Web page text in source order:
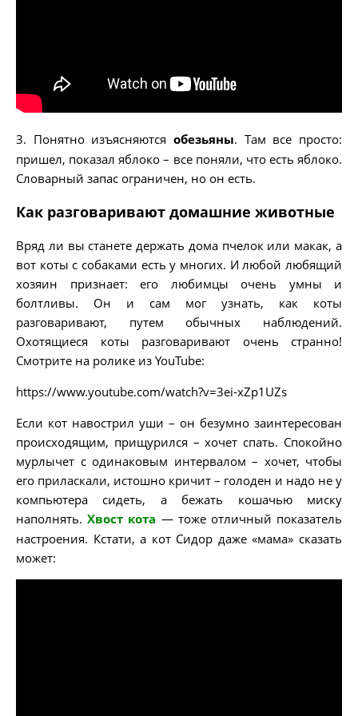
3. Понятно изъясняются обезьяны. Там все просто:
пришел, показал яблоко – все поняли, что есть яблоко.
Словарный запас ограничен, но он есть.
Как разговаривают домашние животные
Вряд ли вы станете держать дома пчелок или макак, а
вот коты с собаками есть у многих. И любой любящий
хозяин признает: его любимцы очень умны и
болтливы. Он и сам мог узнать, как коты
разговаривают, путем обычных наблюдений.
Охотящиеся коты разговаривают очень странно!
Смотрите на ролике из YouTube:
https://www.youtube.com/watch?v=3ei-xZp1UZs
Если кот навострил уши – он безумно заинтересован
происходящим, прищурился – хочет спать. Спокойно
мурлычет с одинаковым интервалом – хочет, чтобы
его приласкали, истошно кричит – голоден и надо не у
компьютера сидеть, а бежать кошачью миску
наполнять.Хвост кота — тоже отличный показатель
настроения. Кстати, а кот Сидор даже «мама» сказать
может: